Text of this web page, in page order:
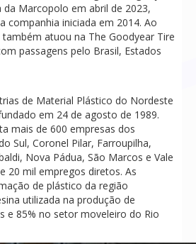
da Marcopolo em abril de 2023,
companhia iniciada em 2014. Ao
atuou na The Goodyear Tire
passagens pelo Brasil, Estados
de Material Plástico do Nordeste
em 24 de agosto de 1989.
mais de 600 empresas dos
Sul, Coronel Pilar, Farroupilha,
Nova Pádua, São Marcos e Vale
20 mil empregos diretos. As
de plástico da região
utilizada na produção de
e 85% no setor moveleiro do Rio